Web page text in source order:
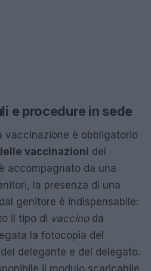
e procedure in sede
vaccinazione è obbligatorio
vaccinazioni del
accompagnato da una
la presenza di una
genitore è indispensabile:
il tipo di vaccinoda
la fotocopia del
delegante e del delegato.
il modulo scaricabile